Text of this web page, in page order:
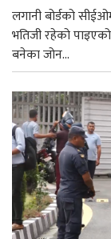
लगानी बोर्डको
भतिजी रहेको
बनेका जोन...